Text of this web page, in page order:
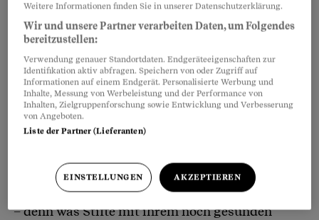
Juristische Redewendungen, Gesetzestexte und
Gerichtsurteile sind oft in einem schwer
verständlichen Deutsch verfasst. Deshalb baten
wir Lehrlinge des Verlags Axel Springer
Schweiz, zu dem der Beobachter gehört, zum
kommentieren. Dass es sich dabei um
Juristendeutsch handelt, sagten wir ihnen nicht
– denn was Stifte mit ihrem noch gesunden
Weitere Informationen finden Sie in unserer Datenschutzerklärung.
Wir und unsere Partner verarbeiten Daten, um Folgendes
bereitzustellen:
Verwendung genauer Standortdaten. Endgeräteeigenschaften zur
Identifikation aktiv abfragen. Speichern von oder Zugriff auf
Informationen auf einem Endgerät. Personalisierte Werbung und
Inhalte, Messung von Werbeleistung und der Performance von
Inhalten, Zielgruppenforschung sowie Entwicklung und Verbesserung
von Angeboten.
Liste der Partner (Lieferanten)
EINSTELLUNGEN AKZEPTIEREN